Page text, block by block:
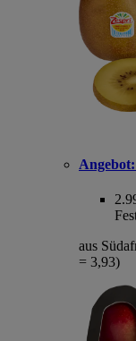
Angebot:
aus
= 3,93)